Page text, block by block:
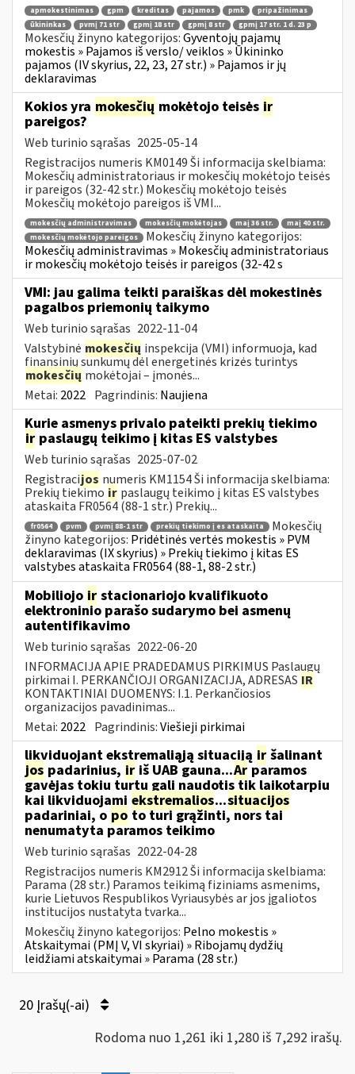
apmokestinimas gpm kreditas pajamos pmk
pripažinimas
ūkininkas
pvmį 71 str gpmį 18 str gpmį 8 str gpmį 17 str. 1 d. 23 p
Mokesčių žinyno kategorijos:Gyventojų pajamų
mokestis » Pajamos iš verslo/ veiklos » Ūkininko
pajamos (IV skyrius, 22, 23, 27 str.) » Pajamos ir jų
deklaravimas
Kokios yra mokesčių mokėtojo teisės ir
pareigos?
Web turinio sąrašas 2025-05-14
Registracijos numeris KM0149 Ši informacija skelbiama:
Mokesčių administratoriaus ir mokesčių mokėtojo teisės
ir pareigos (32-42 str.) Mokesčių mokėtojo teisės
Mokesčių mokėtojo pareigos iš VMI...
mokesčių administravimas mokesčių mokėtojas maį 36 str.
maį 40 str.
mokesčių mokėtojo pareigos
Mokesčių žinyno kategorijos:
Mokesčių administravimas » Mokesčių administratoriaus
ir mokesčių mokėtojo teisės ir pareigos (32-42 s
VMI: jau galima teikti paraiškas dėl mokestinės
pagalbos priemonių taikymo
Web turinio sąrašas 2022-11-04
Valstybinė mokesčių inspekcija (VMI) informuoja, kad
finansinių sunkumų dėl energetinės krizės turintys
mokesčių mokėtojai – įmonės...
Metai: 2022 Pagrindinis: Naujiena
Kurie asmenys privalo pateikti prekių tiekimo
ir paslaugų teikimo į kitas ES valstybes
Web turinio sąrašas 2025-07-02
Registracijos numeris KM1154 Ši informacija skelbiama:
Prekių tiekimo ir paslaugų teikimo į kitas ES valstybes
ataskaita FR0564 (88-1 str.) Prekių...
fr0564 pvm pvmį 88-1 str prekių tiekimo į es ataskaita
Mokesčių
žinyno kategorijos: Pridėtinės vertės mokestis » PVM
deklaravimas (IX skyrius) » Prekių tiekimo į kitas ES
valstybes ataskaita FR0564 (88-1, 88-2 str.)
Mobiliojo ir stacionariojo kvalifikuoto
elektroninio parašo sudarymo bei asmenų
autentifikavimo
Web turinio sąrašas 2022-06-20
INFORMACIJA APIE PRADEDAMUS PIRKIMUS Paslaugų
pirkimai I. PERKANČIOJI ORGANIZACIJA, ADRESAS IR
KONTAKTINIAI DUOMENYS: I.1. Perkančiosios
organizacijos pavadinimas...
Metai: 2022 Pagrindinis:Viešieji pirkimai
likviduojant ekstremaliąją situaciją ir šalinant
jos padarinius, ir iš UAB gauna...Ar paramos
gavėjas tokiu turtu gali naudotis tik laikotarpiu
kai likviduojami ekstremalios...situacijos
padariniai, o po to turi grąžinti, nors tai
nenumatyta paramos teikimo
Web turinio sąrašas 2022-04-28
Registracijos numeris KM2912 Ši informacija skelbiama:
Parama (28 str.) Paramos teikimą fiziniams asmenims,
kurie Lietuvos Respublikos Vyriausybės ar jos įgaliotos
institucijos nustatyta tvarka...
Mokesčių žinyno kategorijos: Pelno mokestis »
Atskaitymai (PMĮ V, VI skyriai) » Ribojamų dydžių
leidžiami atskaitymai » Parama (28 str.)
20 Įrašų(-ai)
Rodoma nuo 1,261 iki 1,280 iš 7,292 irašų.